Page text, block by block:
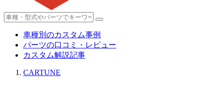
車種別のカスタム事例
パーツの口コミ・レビュー
カスタム解説記事
CARTUNE